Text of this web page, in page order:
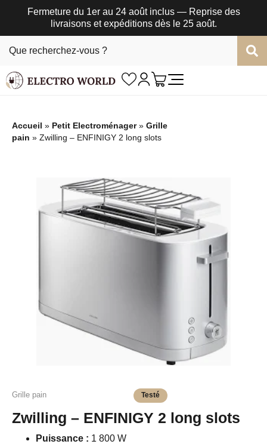
Fermeture du 1er au 24 août inclus — Reprise des
livraisons et expéditions dès le 25 août.
Accueil » Petit Electroménager» Grille
pain » Zwilling – ENFINIGY 2 long slots
Grille pain Testé
Zwilling – ENFINIGY 2 long slots
Puissance : 1 800 W